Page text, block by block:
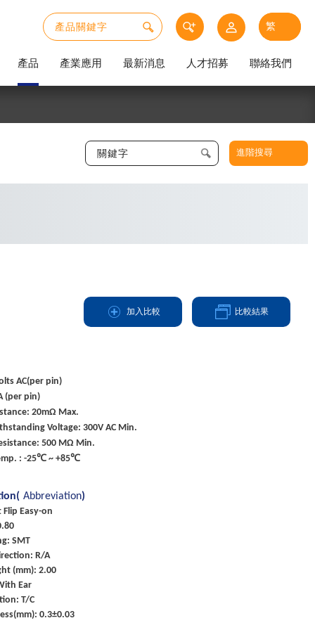
產品 產業應用 最新消息 人才招募 聯絡我們
進階搜尋
加入比較 比較結果
AC(per pin)
(per pin)
20mΩ Max.
Voltage: 300V AC Min.
500 MΩ Min.
: -25℃ ~ +85℃
Abbreviation)
Easy-on
SMT
R/A
(mm): 2.00
Ear
T/C
0.3±0.03